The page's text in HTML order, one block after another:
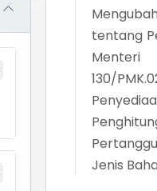
tentang
130/
Jenis